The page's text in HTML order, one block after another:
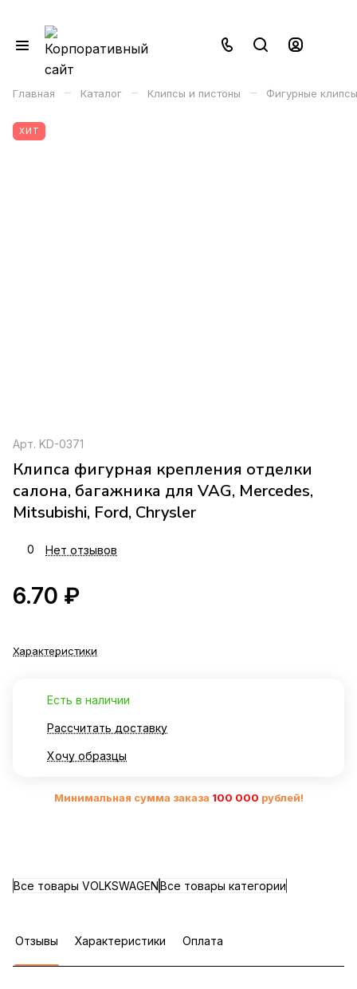
Главная – Каталог – Клипсы и пистоны – Фигурные
ХИТ
Арт. KD-0371
Клипса фигурная крепления отделки
салона, багажника для VAG, Mercedes,
Mitsubishi, Ford, Chrysler
0 Нет отзывов
6.70 ₽
Характеристики
Есть в наличии
Рассчитать доставку
Хочу образцы
Минимальная сумма заказа 100 000 рублей!
Все товары VOLKSWAGENВсе товары категории
Отзывы Характеристики Оплата